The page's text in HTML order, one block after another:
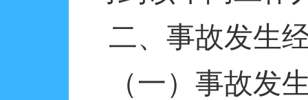
二、事故发生
（一）事故发